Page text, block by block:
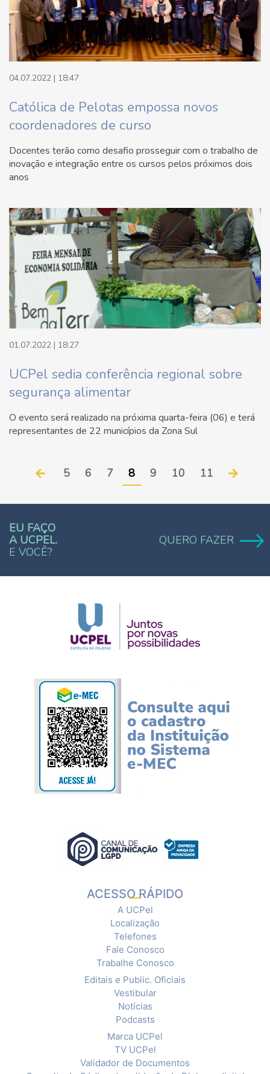
04.07.2022 | 18:47
Católica de Pelotas empossa novos
coordenadores de curso
Docentes terão como desafio prosseguir com o trabalho de
inovação e integração entre os cursos pelos próximos dois
anos
01.07.2022 | 18:27
UCPel sedia conferência regional sobre
segurança alimentar
O evento será realizado na próxima quarta-feira (06) e terá
representantes de 22 municípios da Zona Sul
5 6 7 8 9 10 11
EU FAÇO
A UCPEL.
E VOCÊ?
QUERO FAZER
ACESSO RÁPIDO
A UCPel
Localização
Telefones
Fale Conosco
Trabalhe Conosco
Editais e Public. Oficiais
Vestibular
Notícias
Podcasts
Marca UCPel
TV UCPel
Validador de Documentos